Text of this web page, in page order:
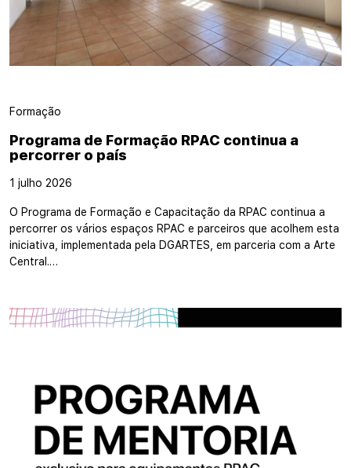
Formação
Programa de Formação RPAC continua a
percorrer o país
1 julho 2026
O Programa de Formação e Capacitação da RPAC continua a
percorrer os vários espaços RPAC e parceiros que acolhem esta
iniciativa, implementada pela DGARTES, em parceria com a Arte
Central.…